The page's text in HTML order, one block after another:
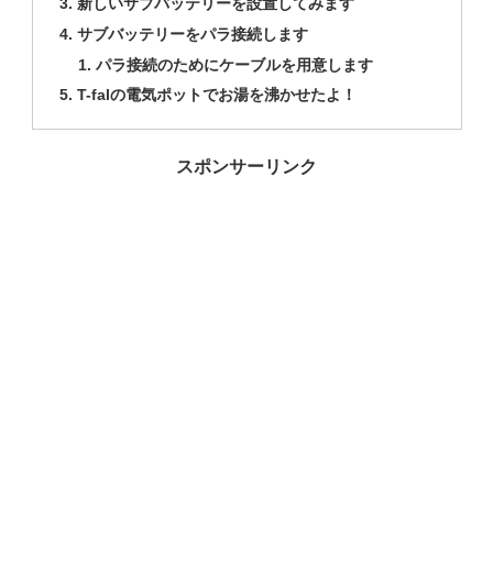
サブバッテリーをパラ接続します
パラ接続のためにケーブルを用意します
T-falの電気ポットでお湯を沸かせたよ！
スポンサーリンク